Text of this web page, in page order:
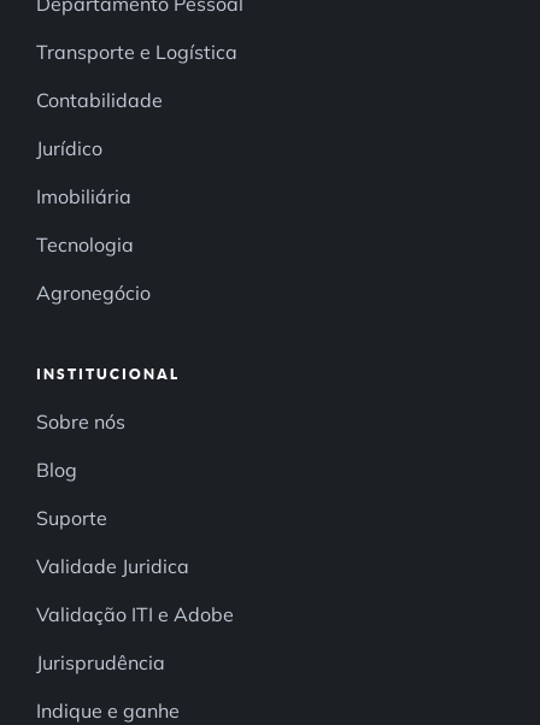
Transporte e Logística
Contabilidade
Jurídico
Imobiliária
Tecnologia
Agronegócio
INSTITUCIONAL
Sobre nós
Blog
Suporte
Validade Juridica
Validação ITI e Adobe
Jurisprudência
Indique e ganhe